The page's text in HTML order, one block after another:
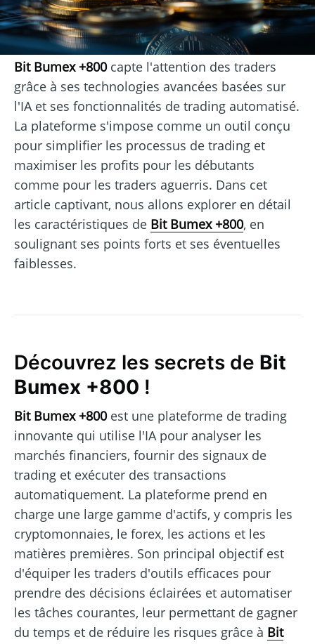
Bit Bumex +800capte l'attention des traders
grâce à ses technologies avancées basées sur
l'IA et ses fonctionnalités de trading automatisé.
La plateforme s'impose comme un outil conçu
pour simplifier les processus de trading et
maximiser les profits pour les débutants
comme pour les traders aguerris. Dans cet
article captivant, nous allons explorer en détail
les caractéristiques de Bit Bumex +800, en
soulignant ses points forts et ses éventuelles
faiblesses.
Découvrez les secrets de Bit
Bumex +800 !
Bit Bumex +800est une plateforme de trading
innovante qui utilise l'IA pour analyser les
marchés financiers, fournir des signaux de
trading et exécuter des transactions
automatiquement. La plateforme prend en
charge une large gamme d'actifs, y compris les
cryptomonnaies, le forex, les actions et les
matières premières. Son principal objectif est
d'équiper les traders d'outils efficaces pour
prendre des décisions éclairées et automatiser
les tâches courantes, leur permettant de gagner
du temps et de réduire les risques grâce à Bit